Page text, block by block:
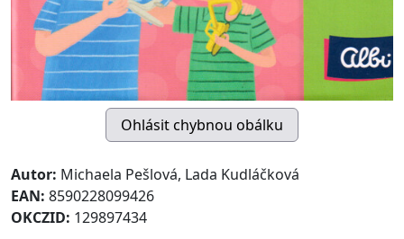
Autor: Michaela Pešlová, Lada Kudláčková
EAN: 8590228099426
OKCZID: 129897434